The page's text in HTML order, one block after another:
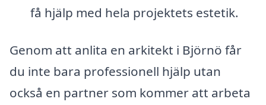
få hjälp med hela projektets estetik.
Genom att anlita en arkitekt i Björnö får
du inte bara professionell hjälp utan
också en partner som kommer att arbeta